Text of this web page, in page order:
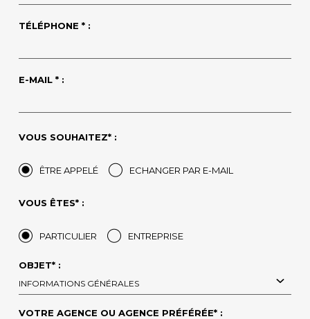
TÉLÉPHONE * :
E-MAIL * :
VOUS SOUHAITEZ* :
ÊTRE APPELÉ ECHANGER PAR E-MAIL
VOUS ÊTES* :
PARTICULIER ENTREPRISE
OBJET* :
INFORMATIONS GÉNÉRALES
VOTRE AGENCE OU AGENCE PRÉFÉRÉE* :